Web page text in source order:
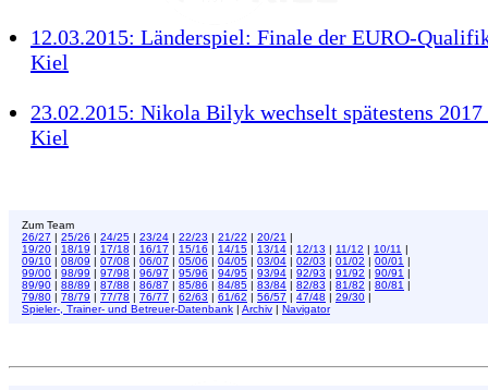
12.03.2015: Länderspiel: Finale der EURO-
Kiel
23.02.2015: Nikola Bilyk wechselt spätestens
Kiel
Zum Team
26/27 | 25/26 | 24/25 | 23/24 | 22/23 | 21/22 | 20/21 |
19/20 | 18/19 | 17/18 | 16/17 | 15/16 | 14/15 | 13/14 | 12/13 | 11/12 | 10/11 |
09/10 | 08/09 | 07/08 | 06/07 | 05/06 | 04/05 | 03/04 | 02/03 | 01/02 | 00/01 |
99/00 | 98/99 | 97/98 | 96/97 | 95/96 | 94/95 | 93/94 | 92/93 | 91/92 | 90/91 |
89/90 | 88/89 | 87/88 | 86/87 | 85/86 | 84/85 | 83/84 | 82/83 | 81/82 | 80/81 |
79/80 | 78/79 | 77/78 | 76/77 | 62/63 | 61/62 | 56/57 | 47/48 | 29/30 |
Spieler-, Trainer- und Betreuer-Datenbank | Archiv | Navigator